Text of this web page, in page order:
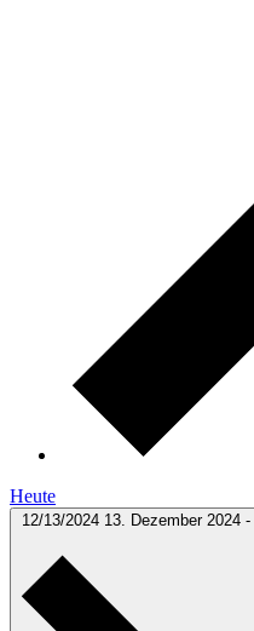
Heute
12/13/2024 13. Dezember 2024 -